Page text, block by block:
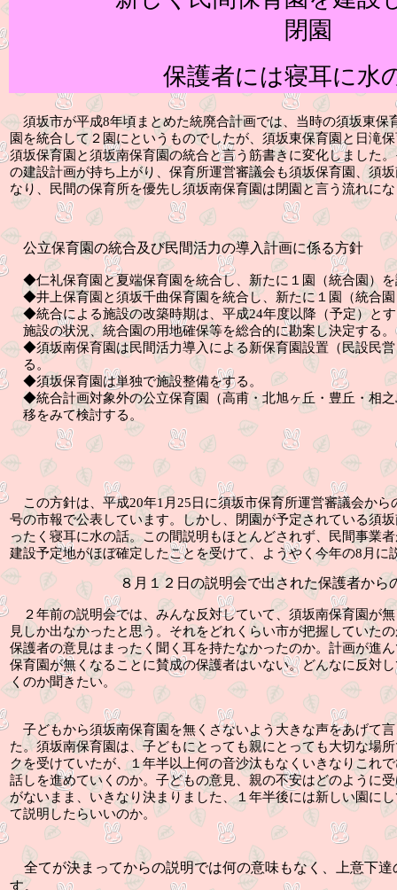
閉園
保護者には寝耳に水
須坂市が平成8年頃まとめた統廃合計画では、当時の須坂東保
園を統合して２園にというものでしたが、須坂東保育園と日滝
須坂保育園と須坂南保育園の統合と言う筋書きに変化しました
の建設計画が持ち上がり、保育所運営審議会も須坂保育園、須
なり、民間の保育所を優先し須坂南保育園は閉園と言う流れに
公立保育園の統合及び民間活力の導入計画に係る方針
◆仁礼保育園と夏端保育園を統合し、新たに１園（統合園）
◆井上保育園と須坂千曲保育園を統合し、新たに１園（統合
◆統合による施設の改築時期は、平成24年度以降（予定）と
施設の状況、統合園の用地確保等を総合的に勘案し決定する。
◆須坂南保育園は民間活力導入による新保育園設置（民設民
る。
◆須坂保育園は単独で施設整備をする。
◆統合計画対象外の公立保育園（高甫・北旭ヶ丘・豊丘・相
移をみて検討する。
この方針は、平成20年1月 25 日に須坂市保育所運営審議会か
号の市報で公表しています。しかし、閉園が予定されている須
ったく寝耳に水の話。この間説明もほとんどされず、民間事業
建設予定地がほぼ確定したことを受けて、ようやく今年の8月に
８月１２日の説明会で出された保護者から
２年前の説明会では、みんな反対していて、須坂南保育園が
見しか出なかったと思う。それをどれくらい市が把握していた
保護者の意見はまったく聞く耳を持たなかったのか。計画が進
保育園が無くなることに賛成の保護者はいない。どんなに反対
くのか聞きたい。
子どもから須坂南保育園を無くさないよう大きな声をあげて
た。須坂南保育園は、子どもにとっても親にとっても大切な場
クを受けていたが、１年半以上何の音沙汰もなくいきなりこれ
話しを進めていくのか。子どもの意見、親の不安はどのように
がないまま、いきなり決まりました、１年半後には新しい園に
て説明したらいいのか。
全てが決まってからの説明では何の意味もなく、上意下
す。